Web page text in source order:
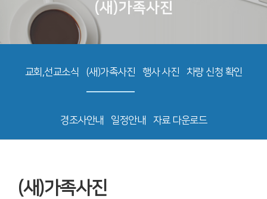
(새)가족사진
교회,선교소식 (새)가족사진 행사 사진 차량 신청 확인
경조사안내 일정안내 자료 다운로드
(새)가족사진